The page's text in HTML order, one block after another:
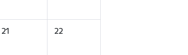
21 22